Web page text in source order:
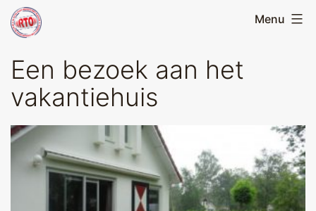
Skip
to
content
Running
Oirschot
Menu
Een bezoek aan het
vakantiehuis